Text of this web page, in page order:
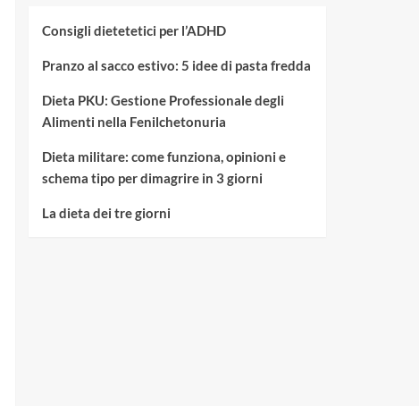
Consigli dietetetici per l’ADHD
Pranzo al sacco estivo: 5 idee di pasta fredda
Dieta PKU: Gestione Professionale degli
Alimenti nella Fenilchetonuria
Dieta militare: come funziona, opinioni e
schema tipo per dimagrire in 3 giorni
La dieta dei tre giorni